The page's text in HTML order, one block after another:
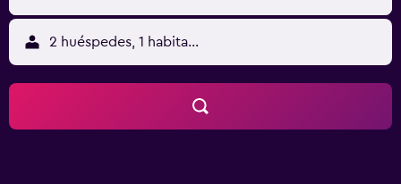
2 huéspedes, 1 habitación